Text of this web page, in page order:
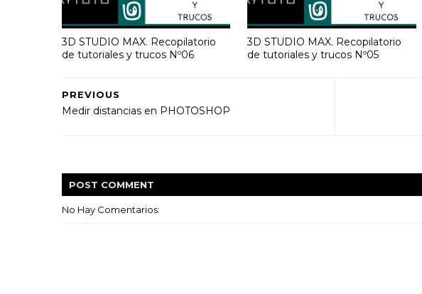
3D STUDIO MAX. Recopilatorio
de tutoriales y trucos Nº06
3D STUDIO MAX. Recopilatorio
de tutoriales y trucos Nº05
PREVIOUS
Medir distancias en PHOTOSHOP
POST COMMENT
No Hay Comentarios: